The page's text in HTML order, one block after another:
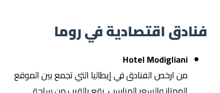
فنادق اقتصادية في روما
Hotel Modigliani
من ارخص الفنادق في إيطاليا التي تجمع بين الموقع